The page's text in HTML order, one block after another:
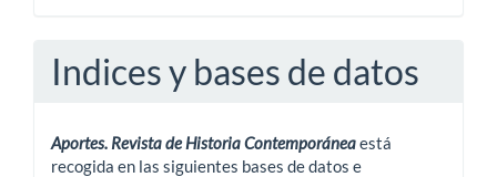
Indices y bases de datos
Aportes. Revista de Historia Contemporáneaestá
recogida en las siguientes bases de datos e